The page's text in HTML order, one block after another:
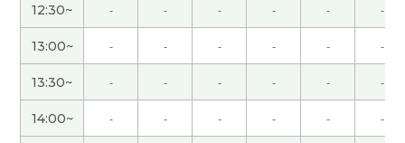
謝謝老師!!
謝謝老師！( 20代 男性 )
謝謝老師！( 20代 男性 )
12:30~ - - - - - -
13:00~ - - - - - -
13:30~ - - - - - -
14:00~ - - - - - -